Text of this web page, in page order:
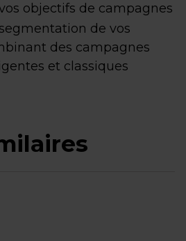
objectifs de campagnes
de vos
des campagnes
et classiques